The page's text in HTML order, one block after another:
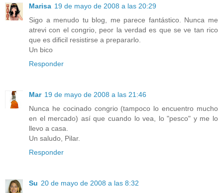
Marisa 19 de mayo de 2008 a las 20:29
Sigo a menudo tu blog, me parece fantástico. Nunca me
atrevi con el congrio, peor la verdad es que se ve tan rico
que es dificil resistirse a prepararlo.
Un bico
Responder
Mar 19 de mayo de 2008 a las 21:46
Nunca he cocinado congrio (tampoco lo encuentro mucho
en el mercado) así que cuando lo vea, lo "pesco" y me lo
llevo a casa.
Un saludo, Pilar.
Responder
Su 20 de mayo de 2008 a las 8:32